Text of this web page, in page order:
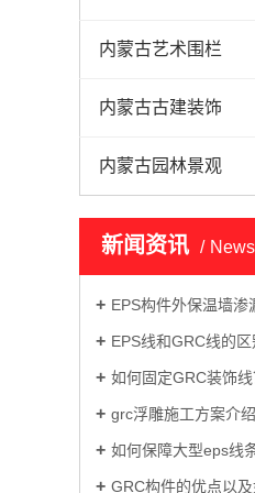
内蒙古艺术围栏
内蒙古古建装饰
内蒙古园林景观
新闻资讯 News
EPS构件外保温墙渗
EPS线和GRC线的区
如何固定GRC装饰线
grc浮雕施工方案介绍
如何保障大型eps线
GRC构件的优点以